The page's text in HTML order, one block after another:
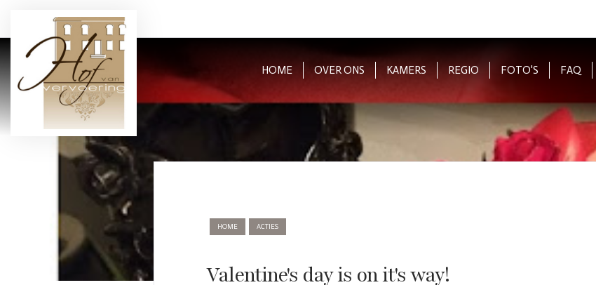
HOME OVER ONS KAMERS REGIO FOTO'S FAQ
HOME ACTIES
Valentine's day is on it's way!